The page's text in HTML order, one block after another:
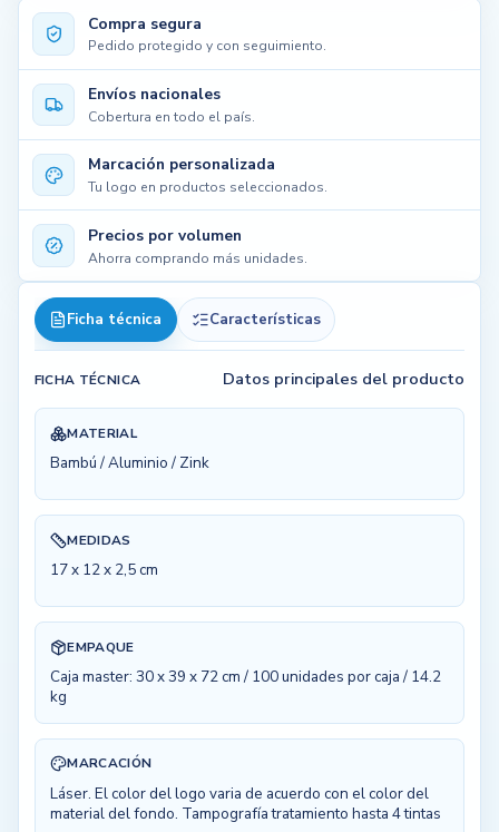
Compra segura
Pedido protegido y con seguimiento.
Envíos nacionales
Cobertura en todo el país.
Marcación personalizada
Tu logo en productos seleccionados.
Precios por volumen
Ahorra comprando más unidades.
Ficha técnica Características
FICHA TÉCNICA Datos principales del producto
MATERIAL
Bambú / Aluminio / Zink
MEDIDAS
17 x 12 x 2,5 cm
EMPAQUE
Caja master: 30 x 39 x 72 cm / 100 unidades por caja / 14.2
kg
MARCACIÓN
Láser. El color del logo varia de acuerdo con el color del
material del fondo. Tampografía tratamiento hasta 4 tintas